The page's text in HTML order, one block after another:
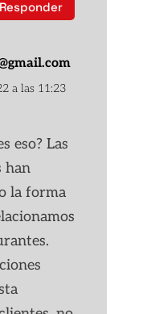
Responder
a las 11:23
eso? Las
han
la forma